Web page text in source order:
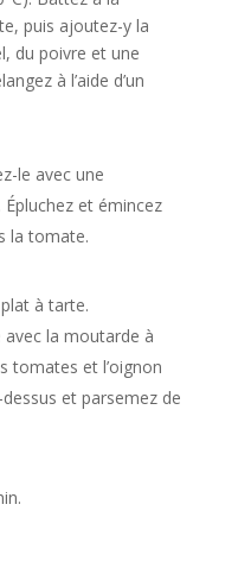
puis ajoutez-y la
du poivre et une
à l’aide d’un
le avec une
et émincez
la tomate.
à tarte.
la moutarde à
tomates et l’oignon
et parsemez de